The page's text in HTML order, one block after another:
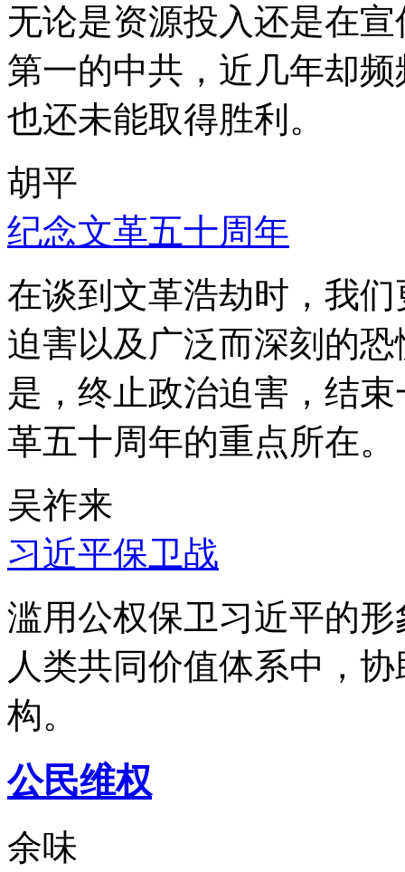
无论是资源投入还是在
第一的中共，近几年却
也还未能取得胜利。
胡平
纪念文革五十周年
在谈到文革浩劫时，我
迫害以及广泛而深刻的
是，终止政治迫害，结
革五十周年的重点所在。
吴祚来
习近平保卫战
滥用公权保卫习近平的
人类共同价值体系中，
构。
公民维权
余味